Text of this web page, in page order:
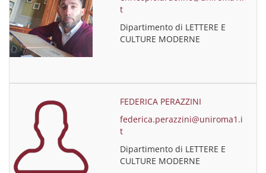
t
Dipartimento di LETTERE E
CULTURE MODERNE
FEDERICA PERAZZINI
federica.perazzini@uniroma1.i
t
Dipartimento di LETTERE E
CULTURE MODERNE